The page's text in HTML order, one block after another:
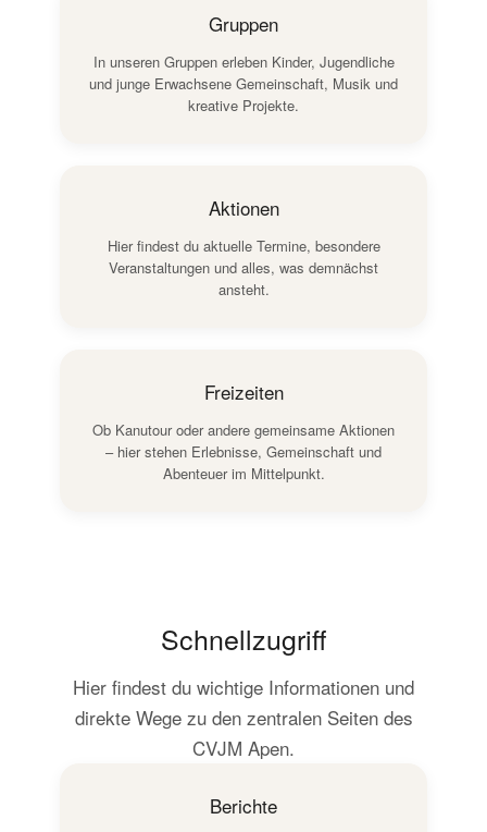
Gruppen
In unseren Gruppen erleben Kinder, Jugendliche
und junge Erwachsene Gemeinschaft, Musik und
kreative Projekte.
Aktionen
Hier findest du aktuelle Termine, besondere
Veranstaltungen und alles, was demnächst
ansteht.
Freizeiten
Ob Kanutour oder andere gemeinsame Aktionen
– hier stehen Erlebnisse, Gemeinschaft und
Abenteuer im Mittelpunkt.
Schnellzugriff
Hier findest du wichtige Informationen und
direkte Wege zu den zentralen Seiten des
CVJM Apen.
Berichte